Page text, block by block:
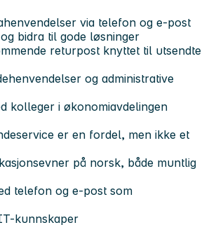
via telefon og e-post
bidra til gode løsninger
returpost knyttet til utsendte
og administrative
kolleger i økonomiavdelingen
er en fordel, men ikke et
på norsk, både muntlig
telefon og e-post som
kunnskaper